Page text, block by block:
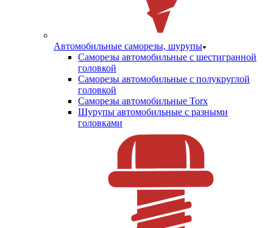
Автомобильные саморезы, шурупы
Саморезы автомобильные с шестигранной
головкой
Саморезы автомобильные с полукруглой
головкой
Саморезы автомобильные Torx
Шурупы автомобильные с разными
головками